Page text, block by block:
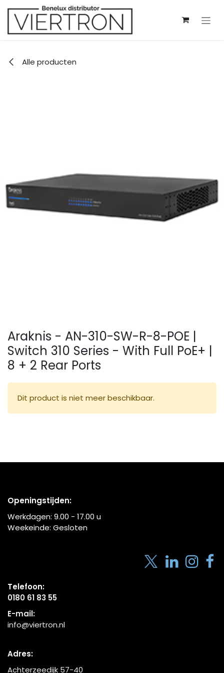
Overslaan naar inhoud
Alle producten
Araknis - AN-310-SW-R-8-POE |
Switch 310 Series - With Full PoE+ |
8 + 2 Rear Ports
Dit product is niet meer beschikbaar.
Openingstijden:
Werkdagen: 9.00 - 17.00 u
Weekeinde: Gesloten
Telefoon:
0180 61 83 55
E-mail:
info@viertron.nl
Adres:
Achterzeedijk 57-40